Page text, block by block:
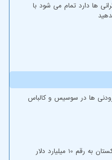
ها دارد تمام می شود با
ها در سوسیس و کالباس
میلیارد دلار